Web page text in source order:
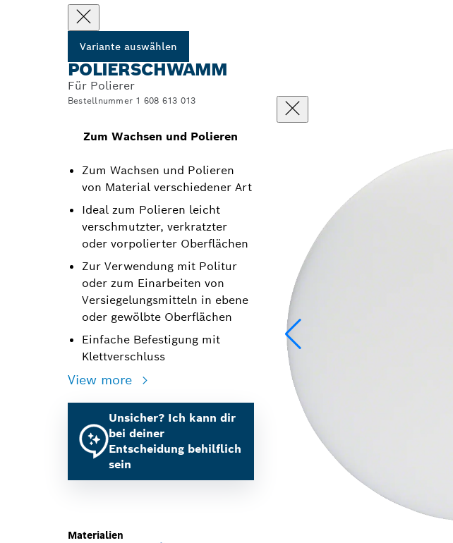
Variante auswählen
POLIERSCHWAMM
Für Polierer
Bestellnummer 1 608 613 013
Zum Wachsen und Polieren
Zum Wachsen und Polieren
von Material verschiedener Art
Ideal zum Polieren leicht
verschmutzter, verkratzter
oder vorpolierter Oberflächen
Zur Verwendung mit Politur
oder zum Einarbeiten von
Versiegelungsmitteln in ebene
oder gewölbte Oberflächen
Einfache Befestigung mit
Klettverschluss
View more
Unsicher? Ich kann dir
bei deiner
Entscheidung behilflich
sein
Materialien